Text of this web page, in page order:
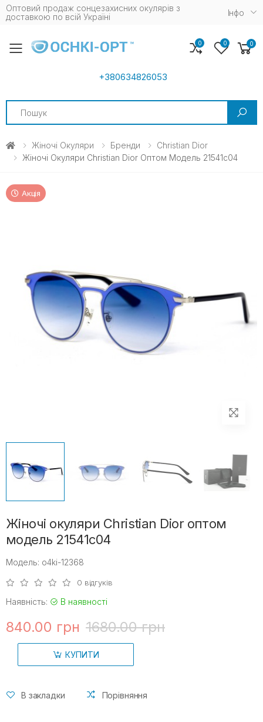
Оптовий продаж сонцезахисних окулярів з
доставкою по всій Україні
Iнфо
Toggle mobile menu
+380634826053
Search
0 0 0
Жіночі Окуляри Бренди
Christian Dior
Жіночі Окуляри Christian Dior Оптом Модель 21541c04
Акція
Жіночі окуляри Christian Dior оптом
модель 21541c04
Модель: o4ki-12368
0 відгуків
Наявність: В наявності
840.00 грн 1680.00 грн
КУПИТИ
В закладки Порівняння